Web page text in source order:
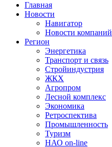
Главная
Новости
Навигатор
Новости компаний
Регион
Энергетика
Транспорт и связь
Стройиндустрия
ЖКХ
Агропром
Лесной комплекс
Экономика
Ретроспектива
Промышленность
Туризм
НАО on-line